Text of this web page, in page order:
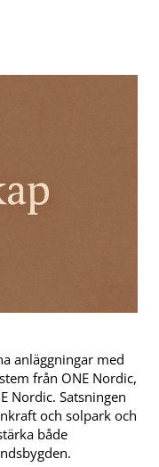
anläggningar med
från ONE Nordic,
Nordic. Satsningen
och solpark och
både